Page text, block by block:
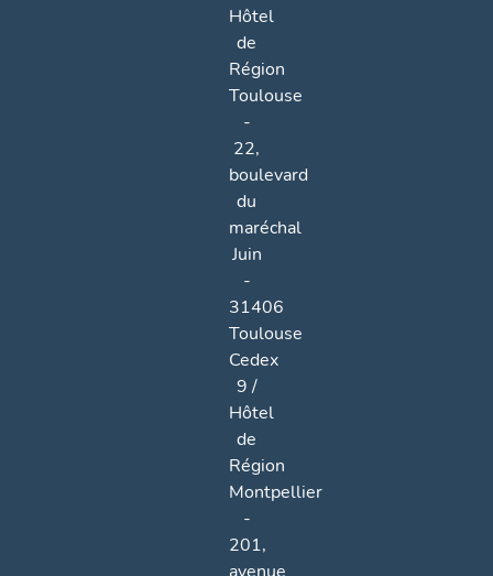
Hôtel
de
Région
Toulouse
-
22,
boulevard
du
maréchal
Juin
-
31406
Toulouse
Cedex
9 /
Hôtel
de
Région
Montpellier
-
201,